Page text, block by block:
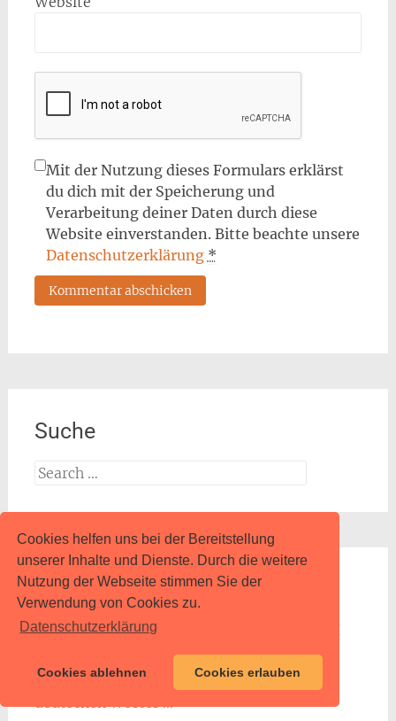
Cookies helfen uns bei der Bereitstellung
unserer Inhalte und Dienste. Durch die weitere
Nutzung der Webseite stimmen Sie der
Verwendung von Cookies zu.
Datenschutzerklärung
Cookies ablehnen Cookies erlauben
Mit der Nutzung dieses Formulars erklärst
du dich mit der Speicherung und
Verarbeitung deiner Daten durch diese
Website einverstanden. Bitte beachte unsere
Datenschutzerklärung *
Suche
Search
Neueste Kommentare
Ulrich BeckzuWas haben über zwei Jahre KI
Herbert Müllerzu
Die 100 schwierigsten
deutschen Wörter …